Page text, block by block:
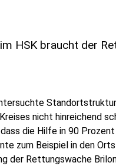
HSK braucht der
nicht hinreichend
die Hilfe in 90
zum Beispiel in den
der Rettungswache